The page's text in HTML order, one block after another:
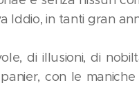
Iddio, in tanti gran
di illusioni, di
con le